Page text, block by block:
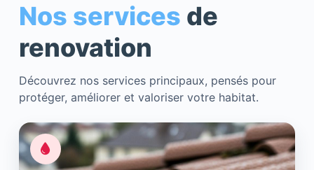
Nos services de
renovation
Découvrez nos services principaux, pensés pour
protéger, améliorer et valoriser votre habitat.